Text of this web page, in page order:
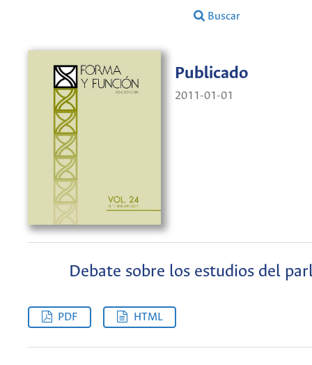
Buscar
Publicado
2011-01-01
Debate sobre los estudios del
PDF HTML